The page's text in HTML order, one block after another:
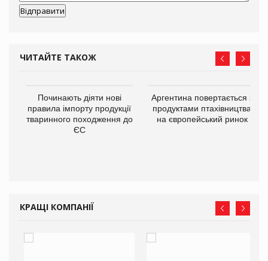
ЧИТАЙТЕ ТАКОЖ
Починають діяти нові
правила імпорту продукції
тваринного походження до
ЄС
Аргентина повертається з
продуктами птахівництва
на європейський ринок
КРАЩІ КОМПАНІЇ